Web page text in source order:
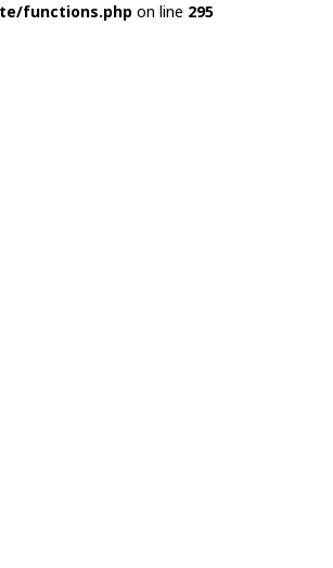
functions.php on line 295